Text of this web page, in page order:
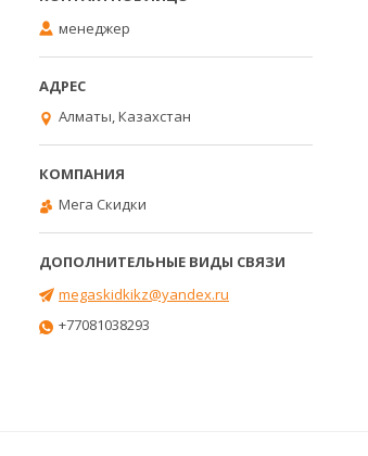
менеджер
Алматы, Казахстан
Мега Скидки
megaskidkikz@yandex.ru
+77081038293